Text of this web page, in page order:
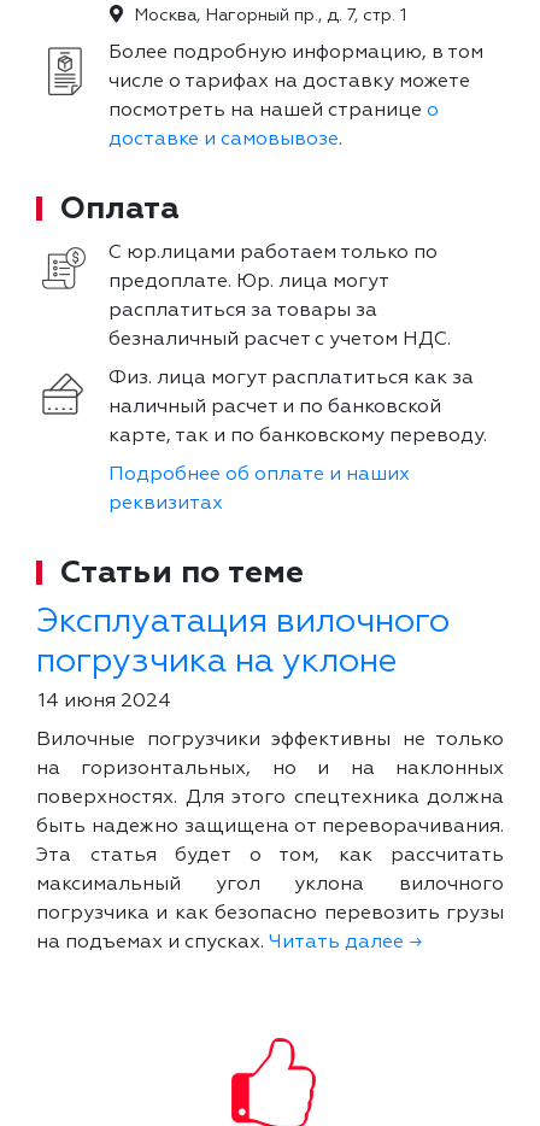
Москва, Нагорный пр., д. 7, стр. 1
Более подробную информацию, в том
числе о тарифах на доставку можете
посмотреть на нашей странице о
доставке и самовывозе.
Оплата
С юр.лицами работаем только по
предоплате. Юр. лица могут
расплатиться за товары за
безналичный расчет с учетом НДС.
Физ. лица могут расплатиться как за
наличный расчет и по банковской
карте, так и по банковскому переводу.
Подробнее об оплате и наших
реквизитах
Статьи по теме
Эксплуатация вилочного
погрузчика на уклоне
14 июня 2024
Вилочные погрузчики эффективны не только
на горизонтальных, но и на наклонных
поверхностях. Для этого спецтехника должна
быть надежно защищена от переворачивания.
Эта статья будет о том, как рассчитать
максимальный угол уклона вилочного
погрузчика и как безопасно перевозить грузы
на подъемах и спусках. Читать далее →